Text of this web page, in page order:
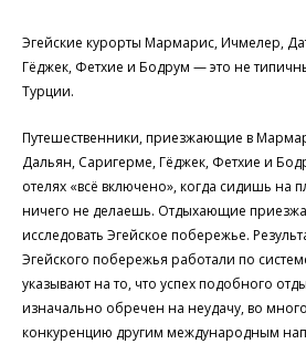
Эгейские курорты Мармарис, Ичмелер,
Гёджек, Фетхие и Бодрум — это не
Турции.
Путешественники, приезжающие в
Дальян, Саригерме, Гёджек, Фетхие и
отелях «всё включено», когда сидишь на
ничего не делаешь. Отдыхающие
исследовать Эгейское побережье.
Эгейского побережья работали по
указывают на то, что успех подобного
изначально обречен на неудачу, во
конкуренцию другим международным